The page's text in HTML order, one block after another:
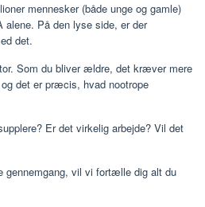
mennesker (både unge og gamle)
På den lyse side, er der
det.
Som du bliver ældre, det kræver mere
det er præcis, hvad nootrope
Er det virkelig arbejde? Vil det
gennemgang, vil vi fortælle dig alt du